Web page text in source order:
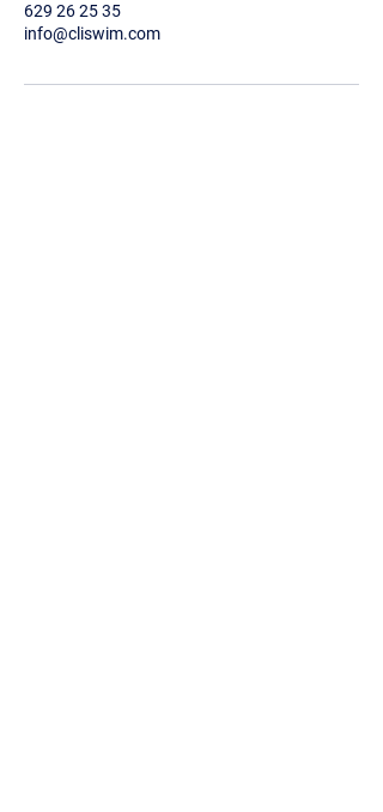
629 26 25 35
info@cliswim.com